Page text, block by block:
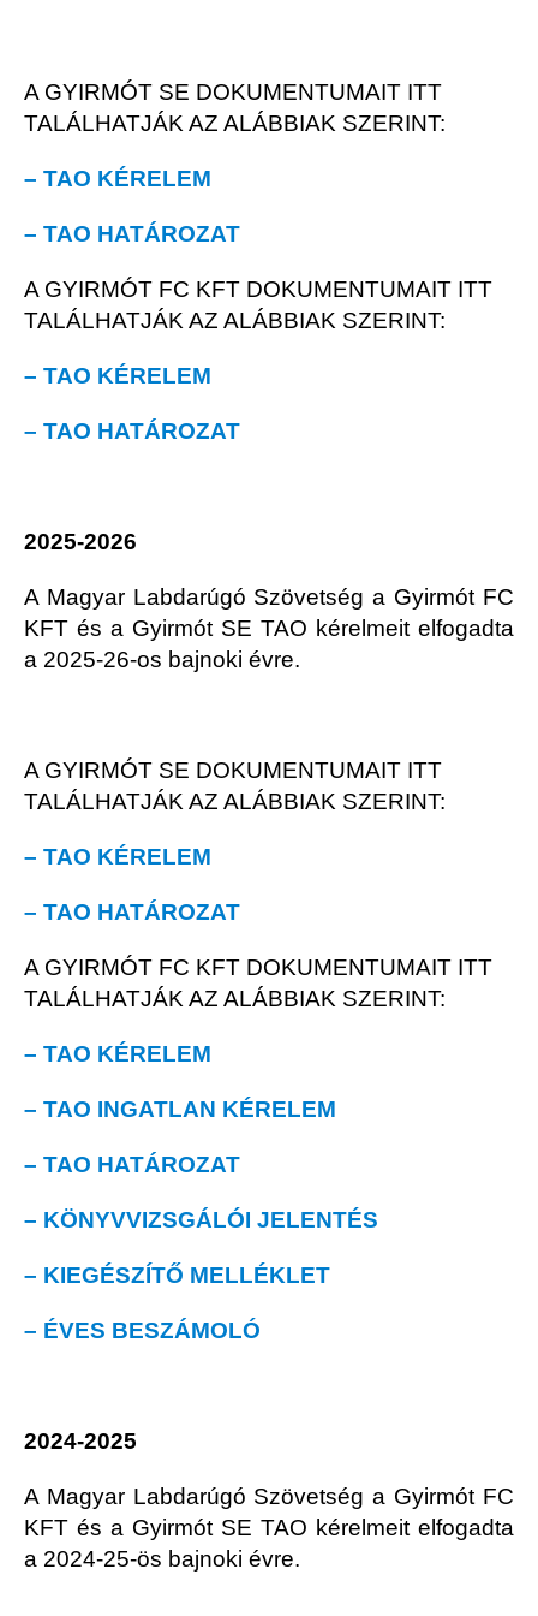
A GYIRMÓT SE DOKUMENTUMAIT ITT
TALÁLHATJÁK AZ ALÁBBIAK SZERINT:
– TAO KÉRELEM
– TAO HATÁROZAT
A GYIRMÓT FC KFT DOKUMENTUMAIT ITT
TALÁLHATJÁK AZ ALÁBBIAK SZERINT:
– TAO KÉRELEM
– TAO HATÁROZAT
2025-2026
A Magyar Labdarúgó Szövetség a Gyirmót FC
KFT és a Gyirmót SE TAO kérelmeit elfogadta
a 2025-26-os bajnoki évre.
A GYIRMÓT SE DOKUMENTUMAIT ITT
TALÁLHATJÁK AZ ALÁBBIAK SZERINT:
– TAO KÉRELEM
– TAO HATÁROZAT
A GYIRMÓT FC KFT DOKUMENTUMAIT ITT
TALÁLHATJÁK AZ ALÁBBIAK SZERINT:
– TAO KÉRELEM
– TAO INGATLAN KÉRELEM
– TAO HATÁROZAT
– KÖNYVVIZSGÁLÓI JELENTÉS
– KIEGÉSZÍTŐ MELLÉKLET
– ÉVES BESZÁMOLÓ
2024-2025
A Magyar Labdarúgó Szövetség a Gyirmót FC
KFT és a Gyirmót SE TAO kérelmeit elfogadta
a 2024-25-ös bajnoki évre.